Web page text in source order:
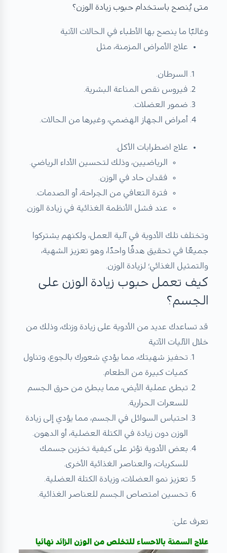
متى يُنصح باستخدام حبوب زيادة الوزن؟
وغالبًا ما ينصح بها الأطباء في الحالات الآتية
علاج الأمراض المزمنة، مثل
السرطان.
فيروس نقص المناعة البشرية.
ضمور العضلات.
أمراض الجهاز الهضمي، وغيرها من الحالات.
علاج اضطرابات الأكل.
الرياضيين، وذلك لتحسين الأداء الرياضي.
فقدان حاد في الوزن.
فترة التعافي من الجراحة، أو الصدمات.
عند فشل الأنظمة الغذائية في زيادة الوزن.
وتختلف تلك الأدوية في آلية العمل، ولكنهم يشتركوا
جميعًا في تحقيق هدفًا واحدًا، وهو تعزيز الشهية،
والتمثيل الغذائي؛ لزيادة الوزن.
كيف تعمل حبوب زيادة الوزن على
الجسم؟
قد تساعدك عديد من الأدوية على زيادة وزنك، وذلك من
خلال الآليات الآتية
تحفيز شهيتك، مما يؤدي شعورك بالجوع، وتناول
كميات كبيرة من الطعام.
تبطئ عملية الأيض، مما يبطئ من حرق الجسم
للسعرات الحرارية.
احتباس السوائل في الجسم، مما يؤدي إلى زيادة
الوزن دون زيادة في الكتلة العضلية، أو الدهون.
بعض الأدوية تؤثر على كيفية تخزين جسمك
للسكريات، والعناصر الغذائية الأخرى.
تعزيز نمو العضلات، وزيادة الكتلة العضلية.
تحسين امتصاص الجسم للعناصر الغذائية.
تعرف على:
علاج السمنة بالاحساء للتخلص من الوزن الزائد نهائيا